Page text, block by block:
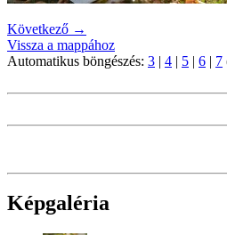
Következő →
Vissza a mappához
Automatikus böngészés: 3 | 4 | 5 | 6 | 7
Képgaléria